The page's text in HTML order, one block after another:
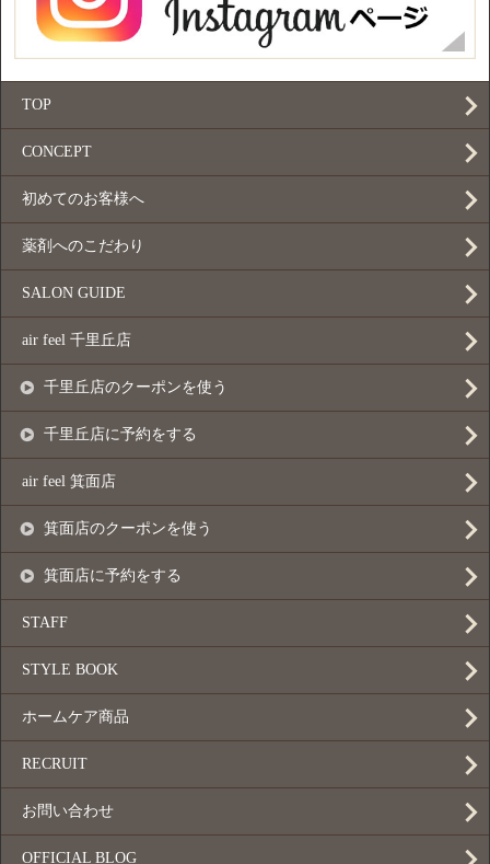
TOP
CONCEPT
初めてのお客様へ
薬剤へのこだわり
SALON GUIDE
air feel 千里丘店
千里丘店のクーポンを使う
千里丘店に予約をする
air feel 箕面店
箕面店のクーポンを使う
箕面店に予約をする
STAFF
STYLE BOOK
ホームケア商品
RECRUIT
お問い合わせ
OFFICIAL BLOG